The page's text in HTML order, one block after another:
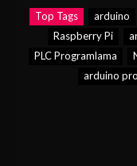
Top Tags arduino
Raspberry Pi
PLC Programlama
arduino